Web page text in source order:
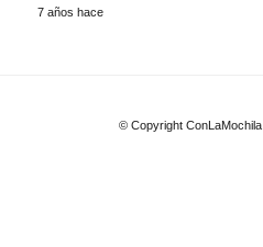
7 años hace
© Copyright ConLaMochila